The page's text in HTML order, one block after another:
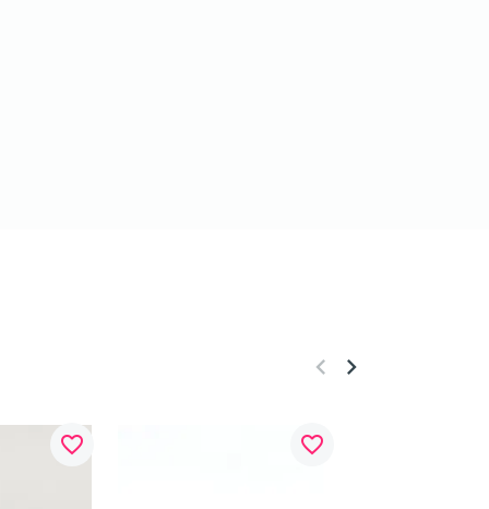
favorite_border favorite_border
keyboard_arrow_left keyboard_arrow_right